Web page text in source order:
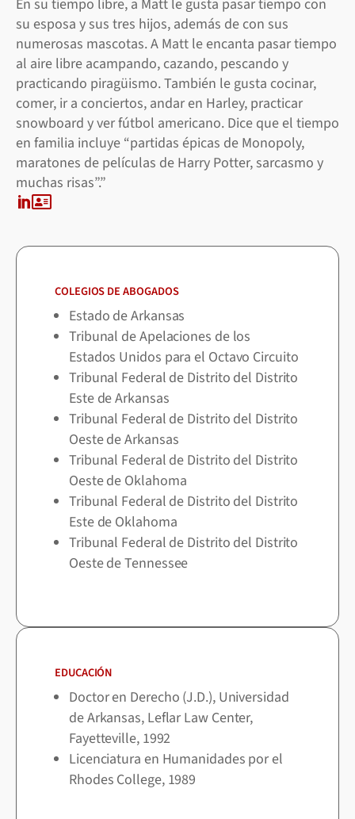
En su tiempo libre, a Matt le gusta pasar tiempo con
su esposa y sus tres hijos, además de con sus
numerosas mascotas. A Matt le encanta pasar tiempo
al aire libre acampando, cazando, pescando y
practicando piragüismo. También le gusta cocinar,
comer, ir a conciertos, andar en Harley, practicar
snowboard y ver fútbol americano. Dice que el tiempo
en familia incluye “partidas épicas de Monopoly,
maratones de películas de Harry Potter, sarcasmo y
muchas risas”.”

COLEGIOS DE ABOGADOS
Estado de Arkansas
Tribunal de Apelaciones de los
Estados Unidos para el Octavo Circuito
Tribunal Federal de Distrito del Distrito
Este de Arkansas
Tribunal Federal de Distrito del Distrito
Oeste de Arkansas
Tribunal Federal de Distrito del Distrito
Oeste de Oklahoma
Tribunal Federal de Distrito del Distrito
Este de Oklahoma
Tribunal Federal de Distrito del Distrito
Oeste de Tennessee
EDUCACIÓN
Doctor en Derecho (J.D.), Universidad
de Arkansas, Leflar Law Center,
Fayetteville, 1992
Licenciatura en Humanidades por el
Rhodes College, 1989